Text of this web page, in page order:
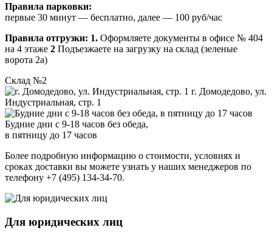
Правила парковки:
первые 30 минут — бесплатно, далее — 100 руб/час
Правила отгрузки: 1. Оформляете документы в офисе № 404
на 4 этаже 2 Подъезжаете на загрузку на склад (зеленые
ворота 2а)
Склад №2
г. Домодедово, ул.
Индустриальная, стр. 1
Будние дни с 9-18 часов без обеда,
в пятницу до 17 часов
Более подробную информацию о стоимости, условиях и
сроках доставки вы можете узнать у наших менеджеров по
телефону +7 (495) 134-34-70.
Для юридических лиц